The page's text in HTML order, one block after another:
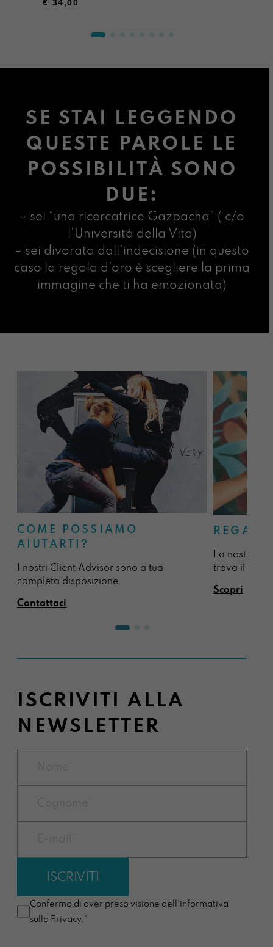
€ 34,00
SE STAI LEGGENDO
QUESTE PAROLE LE
POSSIBILITÀ SONO
DUE:
– sei “una ricercatrice Gazpacha” ( c/o
l’Università della Vita)
– sei divorata dall’indecisione (in questo
caso la regola d’oro è scegliere la prima
immagine che ti ha emozionata)
COME POSSIAMO
AIUTARTI?
I nostri Client Advisor sono a tua
completa disposizione.
Contattaci
La nostra
trova il
Scopri
ISCRIVITI ALLA
NEWSLETTER
Confermo di aver preso visione dell'informativa
sulla Privacy.*